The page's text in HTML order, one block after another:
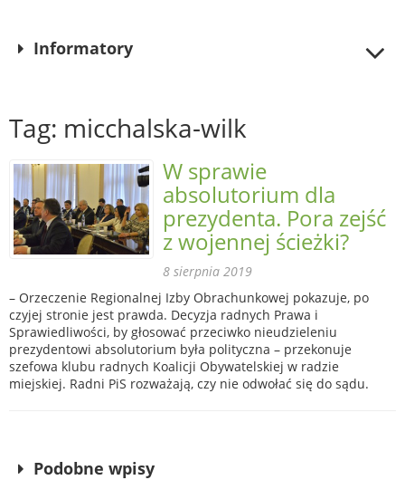
Informatory
Tag: micchalska-wilk
W sprawie
absolutorium dla
prezydenta. Pora zejść
z wojennej ścieżki?
8 sierpnia 2019
– Orzeczenie Regionalnej Izby Obrachunkowej pokazuje, po
czyjej stronie jest prawda. Decyzja radnych Prawa i
Sprawiedliwości, by głosować przeciwko nieudzieleniu
prezydentowi absolutorium była polityczna – przekonuje
szefowa klubu radnych Koalicji Obywatelskiej w radzie
miejskiej. Radni PiS rozważają, czy nie odwołać się do sądu.
Podobne wpisy